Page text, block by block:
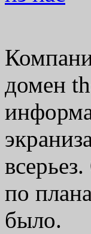
домен
по
было.